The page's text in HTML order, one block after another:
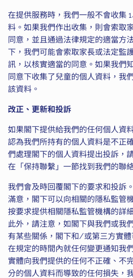
在提供服務時，我們一般不會收集
料。如果我們作出收集，則會索取
同意，並且通過法律規定的適當方
下，我們可能會索取家長或法定監
訊，以核實適當的同意。如果我們
同意下收集了兒童的個人資料，我
該資料。
改正、更新和投訴
如果閣下提供給我們的任何個人資
認為我們所持有的個人資料是不正
們處理閣下的個人資料提出投訴，
在「保持聯繫」一節找到我們的聯
我們會及時回覆閣下的要求和投訴
滿意，閣下可以向相關的隱私監管
按要求提供相關隱私監管機構的詳
此外，請注意，如閣下與我們或我
有某些關係，閣下和/或第三方實
在規定的時間內就任何變更通知我
實體向我們提供的任何不正確、不
分的個人資料而導致的任何損失，